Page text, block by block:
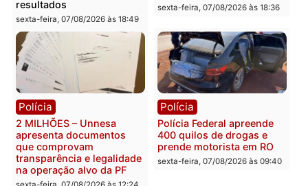
Política
Marcos Rogério apresenta
Plano de Governo com
228 projetos, metas
públicas e
acompanhamento de
resultados
Política
Eleições 2026: Pastor
Evanildo pode ser o
primeiro pastor de
Rondônia na Câmara
Federal